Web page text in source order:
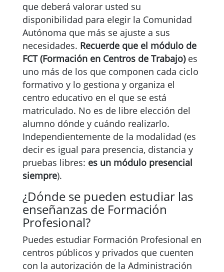
que deberá valorar usted su
disponibilidad para elegir la Comunidad
Autónoma que más se ajuste a sus
necesidades. Recuerde que el módulo de
FCT (Formación en Centros de Trabajo)es
uno más de los que componen cada ciclo
formativo y lo gestiona y organiza el
centro educativo en el que se está
matriculado. No es de libre elección del
alumno dónde y cuándo realizarlo.
Independientemente de la modalidad (es
decir es igual para presencia, distancia y
pruebas libres: es un módulo presencial
siempre).
¿Dónde se pueden estudiar las
enseñanzas de Formación
Profesional?
Puedes estudiar Formación Profesional en
centros públicos y privados que cuenten
con la autorización de la Administración